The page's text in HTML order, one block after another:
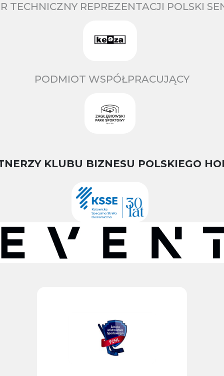
TECHNICZNY REPREZENTACJI POLSKI
PODMIOT WSPÓŁPRACUJĄCY
KLUBU BIZNESU POLSKIEGO